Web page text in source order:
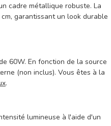
cadre métallique robuste. La
garantissant un look durable
60W. En fonction de la source
(non inclus). Vous êtes à la
.
lumineuse à l'aide d'un